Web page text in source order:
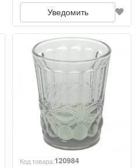
Уведомить
Код товара:120984